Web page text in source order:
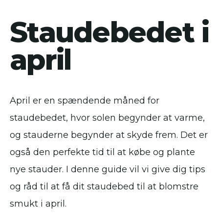
Staudebedet i
april
April er en spændende måned for
staudebedet, hvor solen begynder at varme,
og stauderne begynder at skyde frem. Det er
også den perfekte tid til at købe og plante
nye stauder. I denne guide vil vi give dig tips
og råd til at få dit staudebed til at blomstre
smukt i april.